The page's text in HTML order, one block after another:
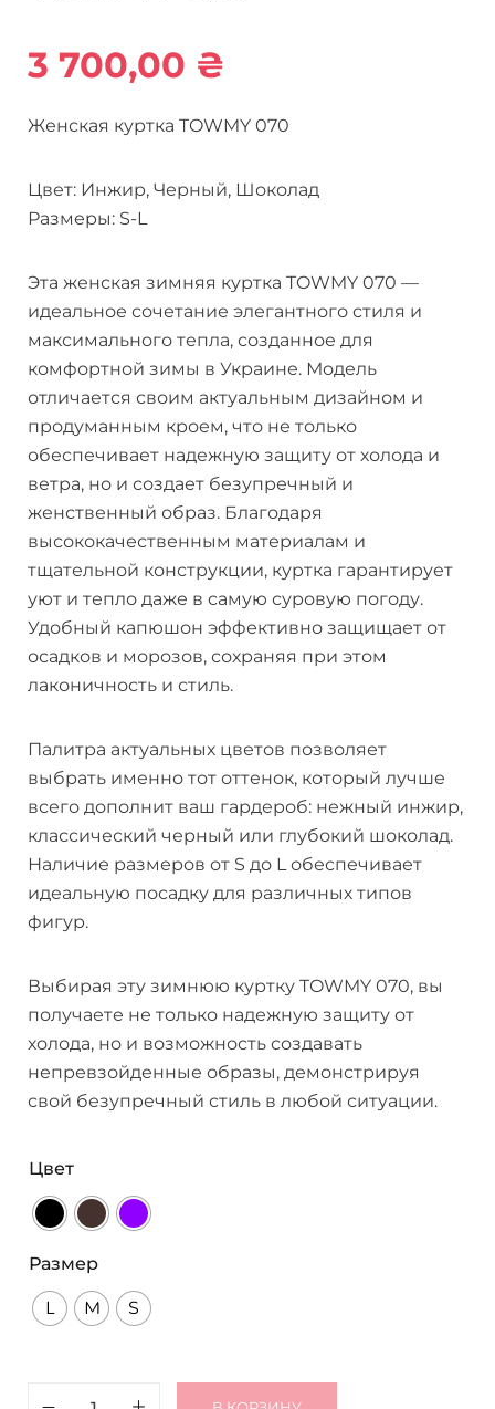
3 700,00 ₴
Женская куртка TOWMY 070
Цвет: Инжир, Черный, Шоколад
Размеры: S-L
Эта женская зимняя куртка TOWMY 070 —
идеальное сочетание элегантного стиля и
максимального тепла, созданное для
комфортной зимы в Украине. Модель
отличается своим актуальным дизайном и
продуманным кроем, что не только
обеспечивает надежную защиту от холода и
ветра, но и создает безупречный и
женственный образ. Благодаря
высококачественным материалам и
тщательной конструкции, куртка гарантирует
уют и тепло даже в самую суровую погоду.
Удобный капюшон эффективно защищает от
осадков и морозов, сохраняя при этом
лаконичность и стиль.
Палитра актуальных цветов позволяет
выбрать именно тот оттенок, который лучше
всего дополнит ваш гардероб: нежный инжир,
классический черный или глубокий шоколад.
Наличие размеров от S до L обеспечивает
идеальную посадку для различных типов
фигур.
Выбирая эту зимнюю куртку TOWMY 070, вы
получаете не только надежную защиту от
холода, но и возможность создавать
непревзойденные образы, демонстрируя
свой безупречный стиль в любой ситуации.
Цвет
Размер
L M S